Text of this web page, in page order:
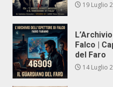
19 Luglio
Falco |
del Faro
14 Luglio